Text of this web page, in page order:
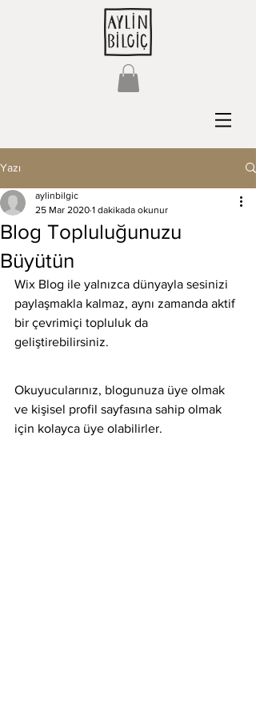
Yazı
Blog Topluluğunuzu
Büyütün
aylinbilgic
25 Mar 2020 1 dakikada okunur
Wix Blog ile yalnızca dünyayla sesinizi
paylaşmakla kalmaz, aynı zamanda aktif
bir çevrimiçi topluluk da
geliştirebilirsiniz.
Okuyucularınız, blogunuza üye olmak
ve kişisel profil sayfasına sahip olmak
için kolayca üye olabilirler.